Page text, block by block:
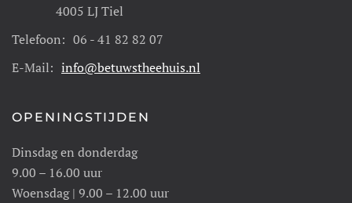
4005 LJ Tiel
Telefoon: 06 - 41 82 82 07
E-Mail: info@betuwstheehuis.nl
OPENINGSTIJDEN
Dinsdag en donderdag
9.00 – 16.00 uur
Woensdag | 9.00 – 12.00 uur